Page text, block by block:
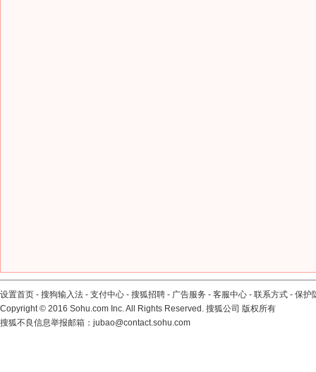
设置首页 - 搜狗输入法 - 支付中心 - 搜狐招聘 - 广告服务 - 客服中心 - 联系方式 - 保护
Copyright© 2016 Sohu.com Inc. All Rights Reserved. 搜狐公司 版权所有
搜狐不良信息举报邮箱： jubao@contact.sohu.com